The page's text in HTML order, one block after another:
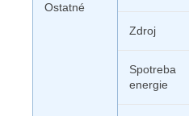
Ostatné
Zdroj
Spotreba
energie